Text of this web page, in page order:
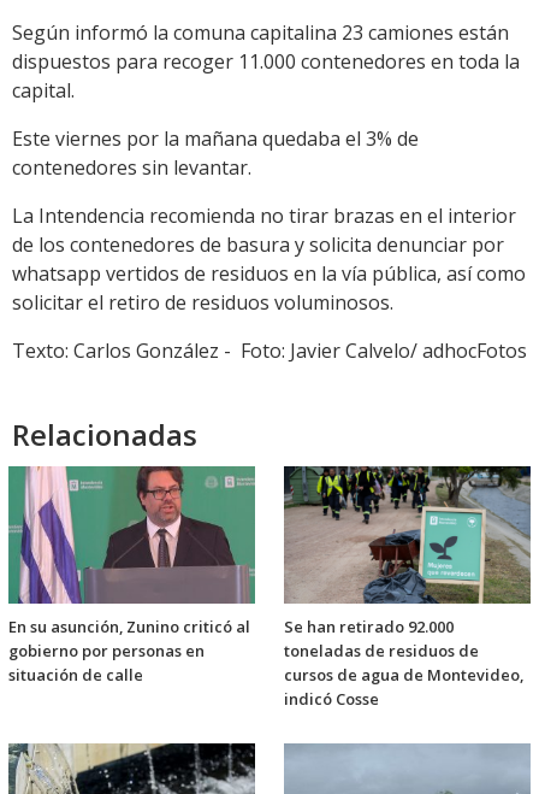
Según informó la comuna capitalina 23 camiones están
dispuestos para recoger 11.000 contenedores en toda la
capital.
Este viernes por la mañana quedaba el 3% de
contenedores sin levantar.
La Intendencia recomienda no tirar brazas en el interior
de los contenedores de basura y solicita denunciar por
whatsapp vertidos de residuos en la vía pública, así como
solicitar el retiro de residuos voluminosos.
Texto: Carlos González - Foto: Javier Calvelo/ adhocFotos
Relacionadas
En su asunción, Zunino criticó al
gobierno por personas en
situación de calle
Se han retirado 92.000
toneladas de residuos de
cursos de agua de Montevideo,
indicó Cosse